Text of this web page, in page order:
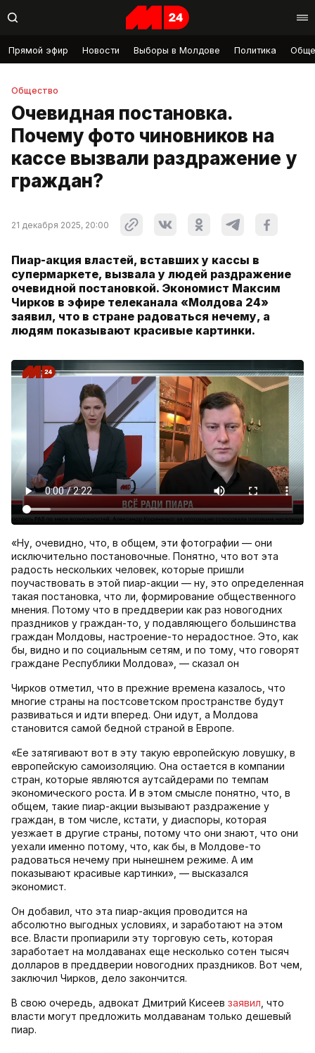
Прямой эфир Новости Выборы в Молдове Политика
Общество
Очевидная постановка.
Почему фото чиновников на
кассе вызвали раздражение у
граждан?
21 декабря 2025, 20:00
Пиар-акция властей, вставших у кассы в
супермаркете, вызвала у людей раздражение
очевидной постановкой. Экономист Максим
Чирков в эфире телеканала «Молдова 24»
заявил, что в стране радоваться нечему, а
людям показывают красивые картинки.
«Ну, очевидно, что, в общем, эти фотографии — они
исключительно постановочные. Понятно, что вот эта
радость нескольких человек, которые пришли
поучаствовать в этой пиар-акции — ну, это определенная
такая постановка, что ли, формирование общественного
мнения. Потому что в преддверии как раз новогодних
праздников у граждан-то, у подавляющего большинства
граждан Молдовы, настроение-то нерадостное. Это, как
бы, видно и по социальным сетям, и по тому, что говорят
граждане Республики Молдова», — сказал он
Чирков отметил, что в прежние времена казалось, что
многие страны на постсоветском пространстве будут
развиваться и идти вперед. Они идут, а Молдова
становится самой бедной страной в Европе.
«Ее затягивают вот в эту такую европейскую ловушку, в
европейскую самоизоляцию. Она остается в компании
стран, которые являются аутсайдерами по темпам
экономического роста. И в этом смысле понятно, что, в
общем, такие пиар-акции вызывают раздражение у
граждан, в том числе, кстати, у диаспоры, которая
уезжает в другие страны, потому что они знают, что они
уехали именно потому, что, как бы, в Молдове-то
радоваться нечему при нынешнем режиме. А им
показывают красивые картинки», — высказался
экономист.
Он добавил, что эта пиар-акция проводится на
абсолютно выгодных условиях, и заработают на этом
все. Власти пропиарили эту торговую сеть, которая
заработает на молдаванах еще несколько сотен тысяч
долларов в преддверии новогодних праздников. Вот чем,
заключил Чирков, дело закончится.
В свою очередь, адвокат Дмитрий Кисеев заявил , что
власти могут предложить молдаванам только дешевый
пиар.